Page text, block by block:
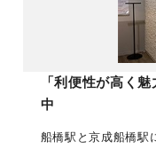
「利便性が高く
中
船橋駅と京成船橋駅